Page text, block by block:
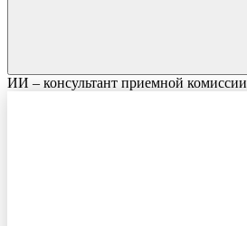
ИИ – консультант приемной комиссии